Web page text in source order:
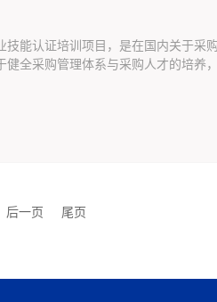
能认证培训项目，是在国内关于采
全采购管理体系与采购人才的培养
后一页 尾页